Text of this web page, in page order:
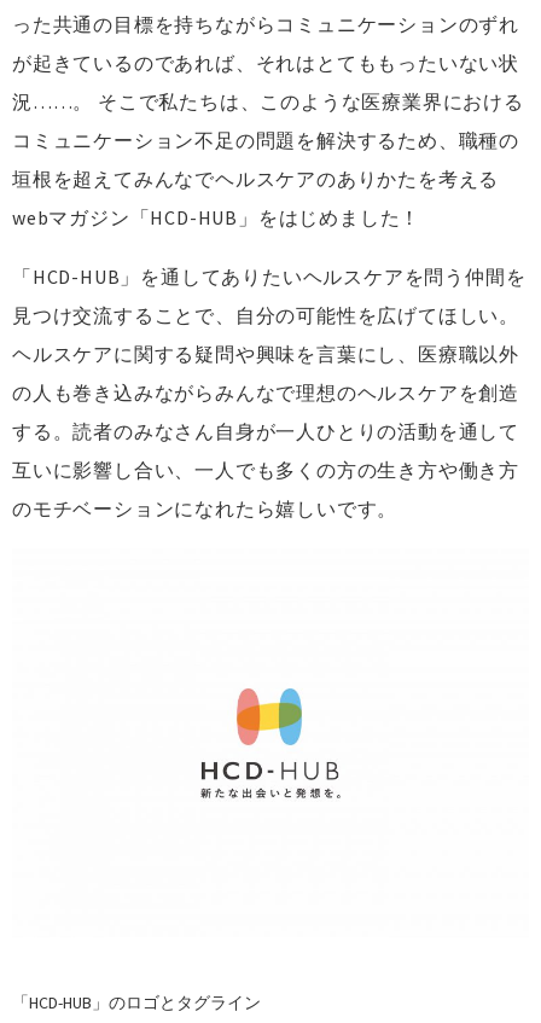
った共通の目標を持ちながらコミュニケーションのずれ
が起きているのであれば、それはとてももったいない状
況……。 そこで私たちは、このような医療業界における
コミュニケーション不足の問題を解決するため、職種の
垣根を超えてみんなでヘルスケアのありかたを考える
webマガジン「HCD-HUB」をはじめました！
「HCD-HUB」を通してありたいヘルスケアを問う仲間を
見つけ交流することで、自分の可能性を広げてほしい。
ヘルスケアに関する疑問や興味を言葉にし、医療職以外
の人も巻き込みながらみんなで理想のヘルスケアを創造
する。読者のみなさん自身が一人ひとりの活動を通して
互いに影響し合い、一人でも多くの方の生き方や働き方
のモチベーションになれたら嬉しいです。
「HCD-HUB」のロゴとタグライン